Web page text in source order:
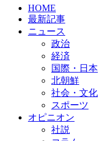
HOME
最新記事
ニュース
政治
経済
国際・日本
北朝鮮
社会・文化
スポーツ
オピニオン
社説